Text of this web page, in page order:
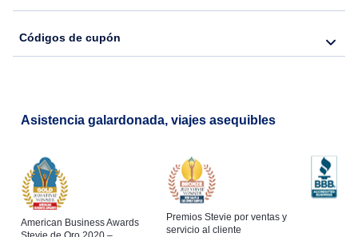
Códigos de cupón
Asistencia galardonada, viajes asequibles
American Business Awards
Premios Stevie por ventas y
servicio al cliente